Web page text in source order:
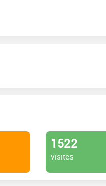
1522
visites